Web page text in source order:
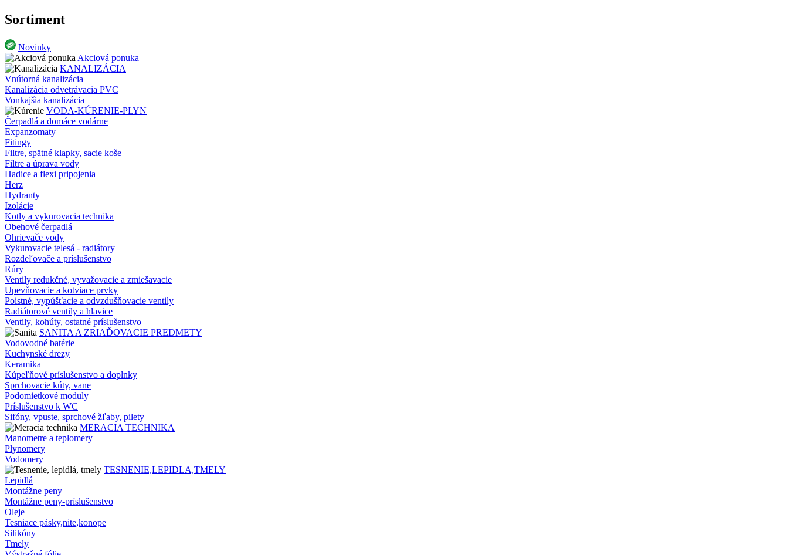
Sortiment
Novinky
Akciová ponuka
KANALIZÁCIA
Vnútorná kanalizácia
Kanalizácia odvetrávacia PVC
Vonkajšia kanalizácia
VODA-KÚRENIE-PLYN
Čerpadlá a domáce vodárne
Expanzomaty
Fitingy
Filtre, spätné klapky, sacie koše
Filtre a úprava vody
Hadice a flexi pripojenia
Herz
Hydranty
Izolácie
Kotly a vykurovacia technika
Obehové čerpadlá
Ohrievače vody
Vykurovacie telesá - radiátory
Rozdeľovače a príslušenstvo
Rúry
Ventily redukčné, vyvažovacie a zmiešavacie
Upevňovacie a kotviace prvky
Poistné, vypúšťacie a odvzdušňovacie ventily
Radiátorové ventily a hlavice
Ventily, kohúty, ostatné príslušenstvo
SANITA A ZRIAĎOVACIE PREDMETY
Vodovodné batérie
Kuchynské drezy
Keramika
Kúpeľňové príslušenstvo a doplnky
Sprchovacie kúty, vane
Podomietkové moduly
Príslušenstvo k WC
Sifóny, vpuste, sprchové žľaby, pilety
MERACIA TECHNIKA
Manometre a teplomery
Plynomery
Vodomery
TESNENIE,LEPIDLA,TMELY
Lepidlá
Montážne peny
Montážne peny-príslušenstvo
Oleje
Tesniace pásky,nite,konope
Silikóny
Tmely